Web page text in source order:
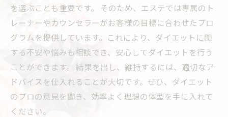
を選ぶことも重要です。 そのため、エステでは専属のト
レーナーやカウンセラーがお客様の目標に合わせたプロ
グラムを提供しています。これにより、ダイエットに関
する不安や悩みも相談でき、安心してダイエットを行う
ことができます。 結果を出し、維持するには、適切なア
ドバイスを仕入れることが大切です。ぜひ、ダイエット
のプロの意見を聞き、効率よく理想の体型を手に入れて
ください。